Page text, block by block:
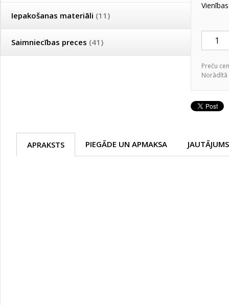
Iepakošanas materiāli (11)
Saimniecības preces (41)
Preču
Norādītā
APRAKSTS PIEGĀDE UN APMAKSA